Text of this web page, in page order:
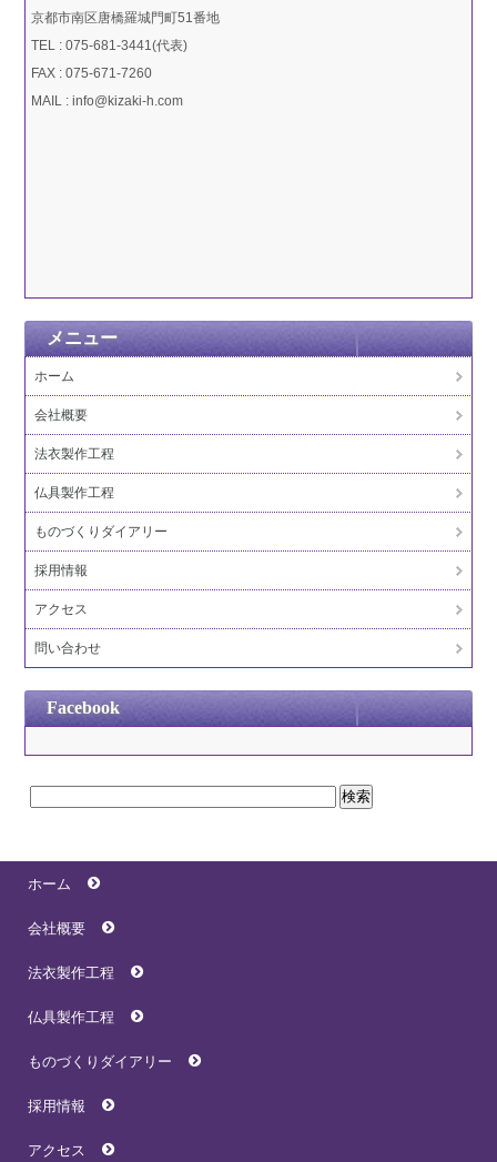
京都市南区唐橋羅城門町51番地
TEL : 075-681-3441(代表)
FAX : 075-671-7260
MAIL : info@kizaki-h.com
メニュー
ホーム
会社概要
法衣製作工程
仏具製作工程
ものづくりダイアリー
採用情報
アクセス
問い合わせ
Facebook
ホーム
会社概要
法衣製作工程
仏具製作工程
ものづくりダイアリー
採用情報
アクセス